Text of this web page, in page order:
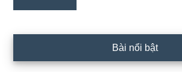
Bài nổi bật